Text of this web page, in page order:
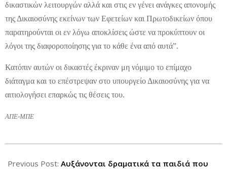
δικαστικών λειτουργών αλλά και στις εν γένει ανάγκες απονομής
της Δικαιοσύνης εκείνων των Εφετείων και Πρωτοδικείων όπου
παρατηρούνται οι εν λόγω αποκλίσεις ώστε να προκύπτουν οι
λόγοι της διαφοροποίησης για το κάθε ένα από αυτά”.
Κατόπιν αυτών οι δικαστές έκριναν μη νόμιμο το επίμαχο
διάταγμα και το επέστρεψαν στο υπουργείο Δικαιοσύνης για να
αιτιολογήσει επαρκώς τις θέσεις του.
ΑΠΕ-ΜΠΕ
07-
Previous Post: Αυξάνονται δραματικά τα παιδιά που